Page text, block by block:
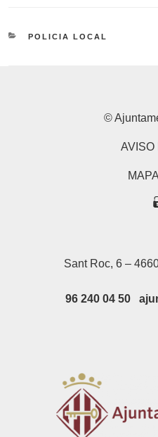
CATEGORIES
POLICIA LOCAL
©
AVISO
Sant Roc, 6 –
96 240 04 50